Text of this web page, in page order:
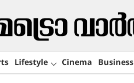
Lifestyle Cinema Business